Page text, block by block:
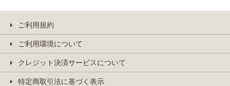
ご利用規約
ご利用環境について
クレジット決済サービスについて
特定商取引法に基づく表示